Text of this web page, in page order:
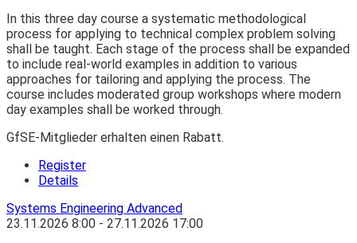
In this three day course a systematic methodological
process for applying to technical complex problem solving
shall be taught. Each stage of the process shall be expanded
to include real-world examples in addition to various
approaches for tailoring and applying the process. The
course includes moderated group workshops where modern
day examples shall be worked through.
GfSE-Mitglieder erhalten einen Rabatt.
Register
Details
Systems Engineering Advanced
23.11.2026 8:00 - 27.11.2026 17:00